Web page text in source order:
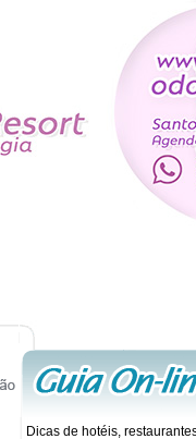
Dicas de hotéis,